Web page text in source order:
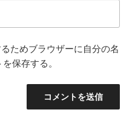
ためブラウザーに自分の名
保存する。